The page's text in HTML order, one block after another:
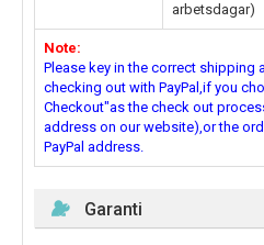
arbetsdagar)
Note:
Please key in the correct shipping
checking out with PayPal,if you
Checkout"as the check out
address on our website),or the
PayPal address.
Garanti